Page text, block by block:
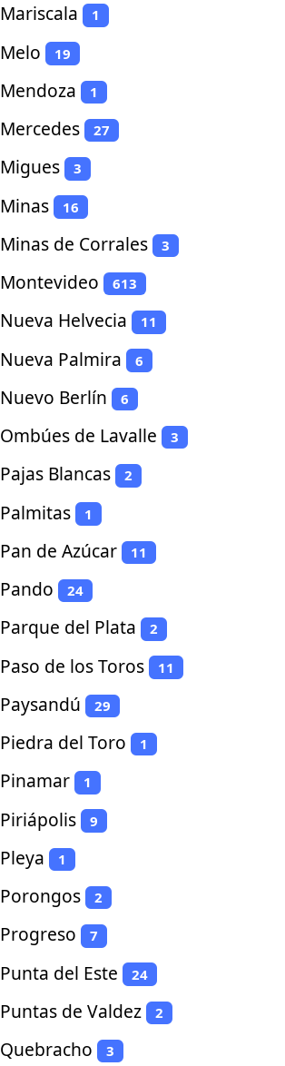
Mariscala 1
Melo 19
Mendoza 1
Mercedes 27
Migues 3
Minas 16
Minas de Corrales 3
Montevideo 613
Nueva Helvecia 11
Nueva Palmira 6
Nuevo Berlín 6
Ombúes de Lavalle 3
Pajas Blancas 2
Palmitas 1
Pan de Azúcar 11
Pando 24
Parque del Plata 2
Paso de los Toros 11
Paysandú 29
Piedra del Toro 1
Pinamar 1
Piriápolis 9
Pleya 1
Porongos 2
Progreso 7
Punta del Este 24
Puntas de Valdez 2
Quebracho 3